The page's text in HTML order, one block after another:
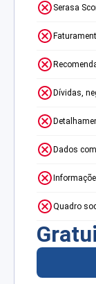
Serasa
Dívidas,
Dados
Quadro